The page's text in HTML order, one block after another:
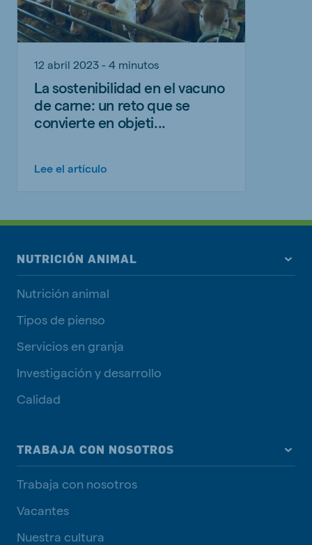
12 abril 2023 - 4 minutos
La sostenibilidad en el vacuno
de carne: un reto que se
convierte en objeti...
Lee el artículo
NUTRICIÓN ANIMAL
Nutrición animal
Tipos de pienso
Servicios en granja
Investigación y desarrollo
Calidad
TRABAJA CON NOSOTROS
Trabaja con nosotros
Vacantes
Nuestra cultura